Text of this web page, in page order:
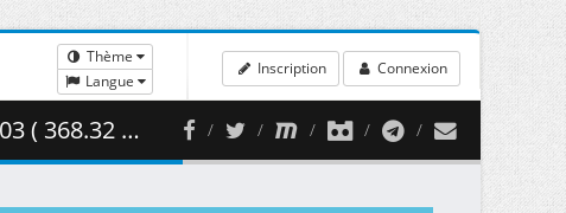
Thème
Langue
Inscription Connexion
MB )